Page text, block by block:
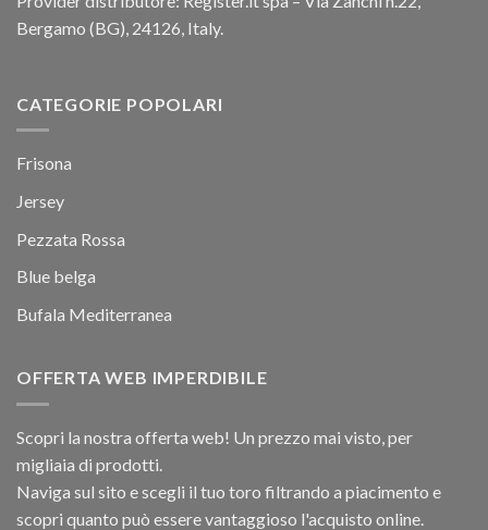
Bergamo (BG), 24126, Italy.
CATEGORIE POPOLARI
Frisona
Jersey
Pezzata Rossa
Blue belga
Bufala Mediterranea
OFFERTA WEB IMPERDIBILE
Scopri la nostra offerta web! Un prezzo mai visto, per
migliaia di prodotti.
Naviga sul sito e scegli il tuo toro filtrando a piacimento e
scopri quanto può essere vantaggioso l'acquisto online.